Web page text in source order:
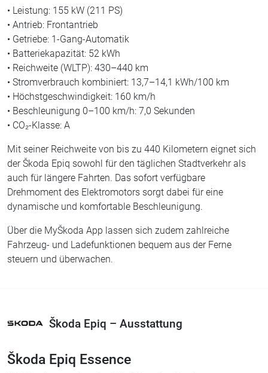
• Leistung: 155 kW (211 PS)
• Antrieb: Frontantrieb
• Getriebe: 1-Gang-Automatik
• Batteriekapazität: 52 kWh
• Reichweite (WLTP): 430–440 km
• Stromverbrauch kombiniert: 13,7–14,1 kWh/100 km
• Höchstgeschwindigkeit: 160 km/h
• Beschleunigung 0–100 km/h: 7,0 Sekunden
• CO₂-Klasse: A
Mit seiner Reichweite von bis zu 440 Kilometern eignet sich
der Škoda Epiq sowohl für den täglichen Stadtverkehr als
auch für längere Fahrten. Das sofort verfügbare
Drehmoment des Elektromotors sorgt dabei für eine
dynamische und komfortable Beschleunigung.
Über die MyŠkoda App lassen sich zudem zahlreiche
Fahrzeug- und Ladefunktionen bequem aus der Ferne
steuern und überwachen.
Škoda Epiq – Ausstattung
Škoda Epiq Essence